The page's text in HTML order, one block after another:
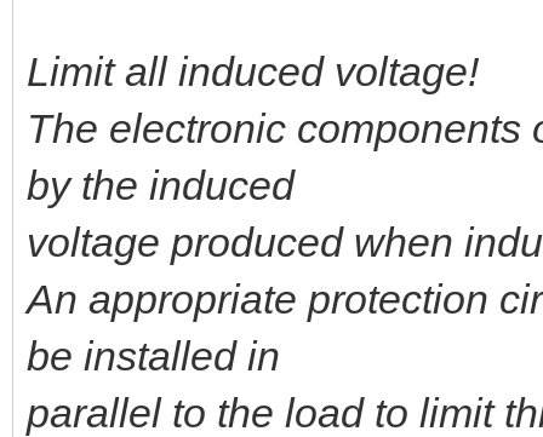
Limit all induced voltage!
The electronic components
by the induced
voltage produced when
An appropriate protection
be installed in
parallel to the load to limit